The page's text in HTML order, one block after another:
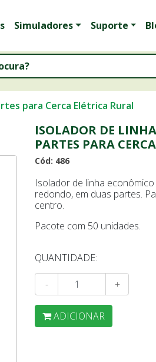
Simuladores Suporte
para Cerca Elétrica Rural
ISOLADOR DE
PARTES PARA
Cód: 486
Isolador de linha
redondo, em duas partes.
centro.
Pacote com 50 unidades.
QUANTIDADE:
- +
ADICIONAR